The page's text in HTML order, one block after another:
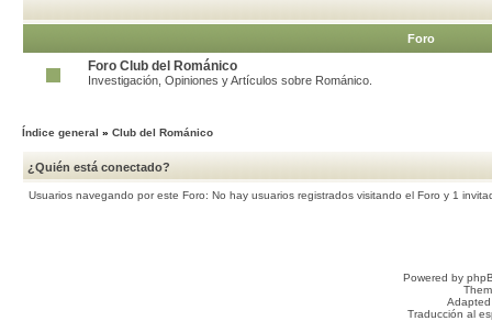
Foro
Foro Club del Románico
Investigación, Opiniones y Artículos sobre Románico.
Índice general » Club del Románico
¿Quién está conectado?
Usuarios navegando por este Foro: No hay usuarios registrados visitando el Foro y 1
Powered by
Traducción al